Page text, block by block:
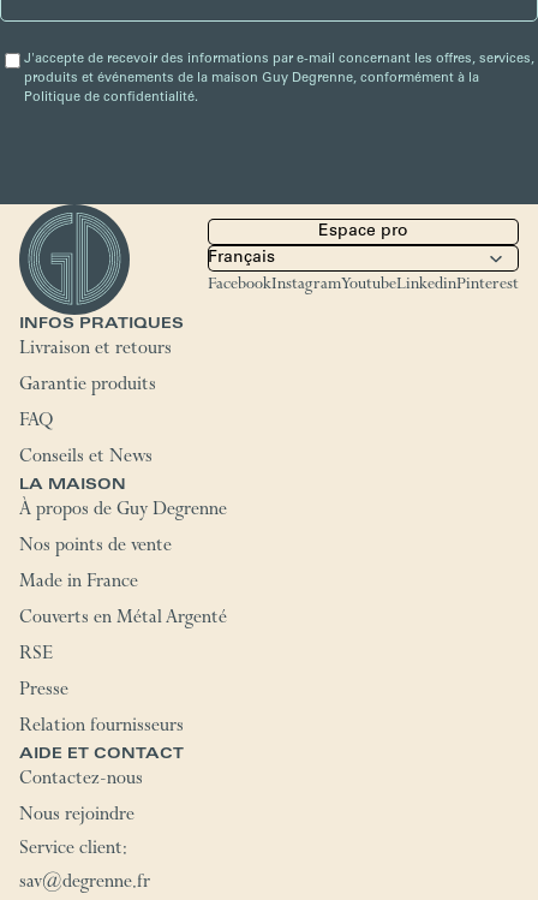
J'accepte de recevoir des informations par e-mail concernant les offres, services,
produits et événements de la maison Guy Degrenne, conformément à la
Politique de confidentialité.
Espace pro
FacebookInstagramYoutubeLinkedinPinterest
INFOS PRATIQUES
Livraison et retours
Garantie produits
FAQ
Conseils et News
LA MAISON
À propos de Guy Degrenne
Nos points de vente
Made in France
Couverts en Métal Argenté
RSE
Presse
Relation fournisseurs
AIDE ET CONTACT
Contactez-nous
Nous rejoindre
Service client:
sav@degrenne.fr